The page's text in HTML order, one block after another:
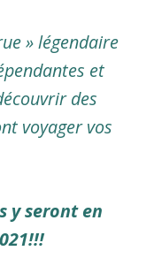
» légendaire
et
des
voyager vos
y seront en